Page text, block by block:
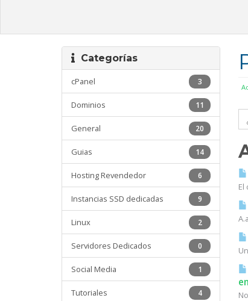
Categorías
3
cPanel
11
Dominios
20
General
14
Guias
6
Hosting Revendedor
9
Instancias SSD dedicadas
2
Linux
0
Servidores Dedicados
1
Social Media
4
Tutoriales
El